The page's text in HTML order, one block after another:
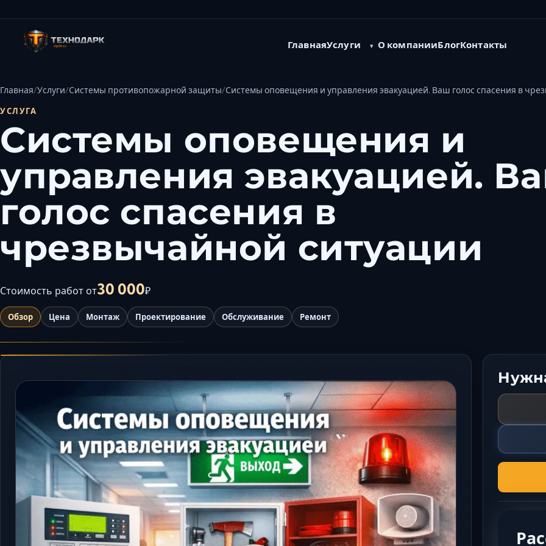
ГлавнаяУслуги О компанииБлогКонтакты
Главная Услуги Системы противопожарной защиты Системы оповещения и управления эвакуацией. Ваш голос спасения в
УСЛУГА
Системы оповещения и
управления эвакуацией.
голос спасения в
чрезвычайной ситуации
Стоимость работ от30 000₽
Обзор Цена Монтаж Проектирование Обслуживание Ремонт